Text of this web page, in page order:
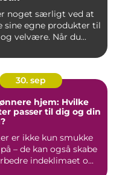
noget særligt ved at
sine egne produkter til
velvære. Når du...
30. sep
hjem: Hvilke
passer til dig og din
er ikke kun smukke
– de kan også skabe
indeklimaet o...